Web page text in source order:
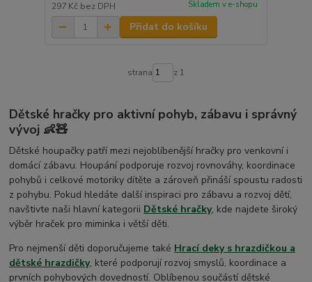
297 Kč bez DPH Skladem v e-shopu
Přidat do košíku
strana z 1
Dětské hračky pro aktivní pohyb, zábavu i správný
vývoj 👶🧸
Dětské houpačky patří mezi nejoblíbenější hračky pro venkovní i
domácí zábavu. Houpání podporuje rozvoj rovnováhy, koordinace
pohybů i celkové motoriky dítěte a zároveň přináší spoustu radosti
z pohybu. Pokud hledáte další inspiraci pro zábavu a rozvoj dětí,
navštivte naši hlavní kategorii Dětské hračky, kde najdete široký
výběr hraček pro miminka i větší děti.
Pro nejmenší děti doporučujeme také Hrací deky s hrazdičkou a
dětské hrazdičky, které podporují rozvoj smyslů, koordinace a
prvních pohybových dovedností. Oblíbenou součástí dětské